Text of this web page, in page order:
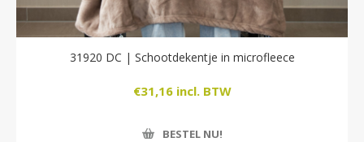
31920 DC | Schootdekentje in microfleece
€31,16 incl. BTW
BESTEL NU!